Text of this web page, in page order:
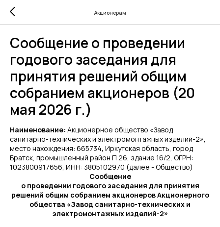
Акционерам
Сообщение о проведении
годового заседания для
принятия решений общим
собранием акционеров (20
мая 2026 г.)
Наименование: Акционерное общество «Завод
санитарно-технических и электромонтажных изделий-2»,
место нахождения: 665734, Иркутская область, город
Братск, промышленный район П 26, здание 16/2, ОГРН:
1023800917656, ИНН: 3805102970 (далее - Общество)
Сообщение
о проведении годового заседания для принятия
решений общим собранием акционеров Акционерного
общества «Завод санитарно-технических и
электромонтажных изделий-2»